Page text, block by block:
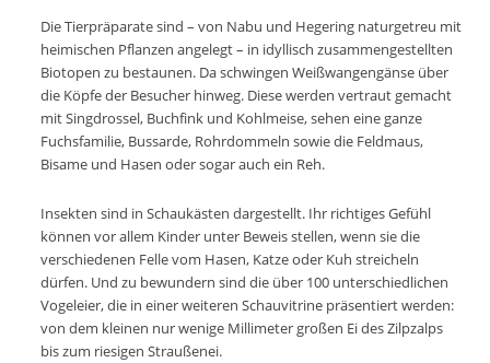
Die Tierpräparate sind – von Nabu und Hegering naturgetreu mit
heimischen Pflanzen angelegt – in idyllisch zusammengestellten
Biotopen zu bestaunen. Da schwingen Weißwangengänse über
die Köpfe der Besucher hinweg. Diese werden vertraut gemacht
mit Singdrossel, Buchfink und Kohlmeise, sehen eine ganze
Fuchsfamilie, Bussarde, Rohrdommeln sowie die Feldmaus,
Bisame und Hasen oder sogar auch ein Reh.
Insekten sind in Schaukästen dargestellt. Ihr richtiges Gefühl
können vor allem Kinder unter Beweis stellen, wenn sie die
verschiedenen Felle vom Hasen, Katze oder Kuh streicheln
dürfen. Und zu bewundern sind die über 100 unterschiedlichen
Vogeleier, die in einer weiteren Schauvitrine präsentiert werden:
von dem kleinen nur wenige Millimeter großen Ei des Zilpzalps
bis zum riesigen Straußenei.